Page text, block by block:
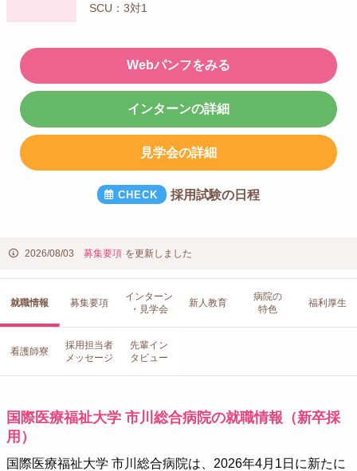
SCU：3対1
Webパンフをみる
インターンの詳細
見学会の詳細
採用試験の日程
2026/08/03 募集要項 を更新しました
就職情報 募集要項
インターン
・見学会
新人教育
病院の
特色
福利厚生
看護師寮
採用担当者
メッセージ
先輩イン
タビュー
国際医療福祉大学 市川総合病院の就職情報（新卒採
用）
国際医療福祉大学 市川総合病院は、2026年4月1日に新たに